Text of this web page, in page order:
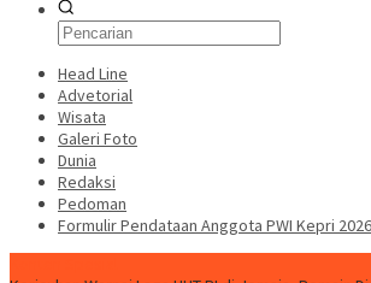
Head Line
Advetorial
Wisata
Galeri Foto
Dunia
Redaksi
Pedoman
Formulir Pendataan Anggota PWI Kepri 2026